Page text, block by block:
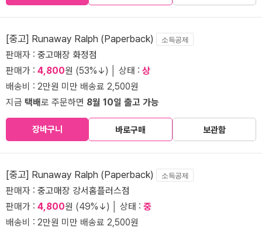
[중고] Runaway Ralph (Paperback) 소득공제
판매자 : 중고매장 화정점
판매가 : 4,800원 (53%↓) │ 상태 : 상
배송비 : 2만원 미만 배송료 2,500원
지금 택배로 주문하면 8월 10일 출고 가능
장바구니 바로구매 보관함
[중고] Runaway Ralph (Paperback) 소득공제
판매자 : 중고매장 강서홈플러스점
판매가 : 4,800원 (49%↓) │ 상태 : 중
배송비 : 2만원 미만 배송료 2,500원